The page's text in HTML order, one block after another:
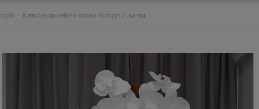
Kompozycja srebrna donica storczyk Susanna